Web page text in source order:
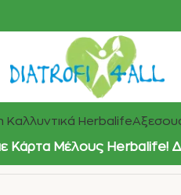
Καλλυντικά Herbalife
Κάρτα Μέλους Herbalife!